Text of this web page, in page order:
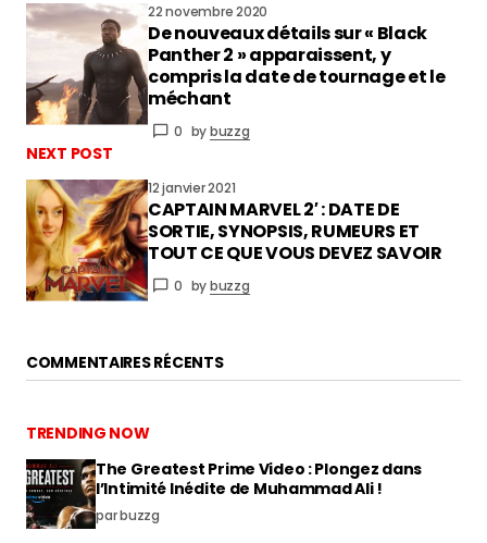
vous connecter
22 novembre 2020
De nouveaux détails sur « Black
Panther 2 » apparaissent, y
compris la date de tournage et le
méchant
0 bybuzzg
NEXT POST
12 janvier 2021
CAPTAIN MARVEL 2′ : DATE DE
SORTIE, SYNOPSIS, RUMEURS ET
TOUT CE QUE VOUS DEVEZ SAVOIR
0 bybuzzg
COMMENTAIRES RÉCENTS
TRENDING NOW
The Greatest Prime Video : Plongez dans
l’Intimité Inédite de Muhammad Ali !
par buzzg